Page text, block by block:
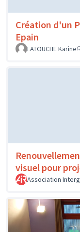
Création d'un
Epain
LATOUCHE Karine
visuel pour
Association